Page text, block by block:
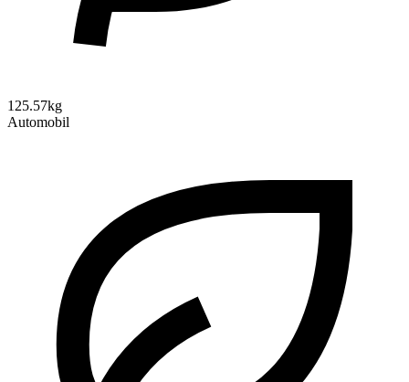
125.57kg
Automobil